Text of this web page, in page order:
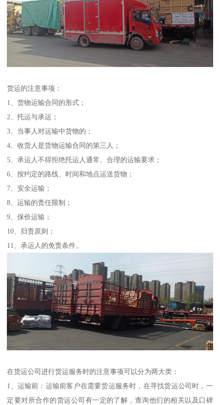
货运的注意事项：
1、货物运输合同的形式；
2、托运与承运；
3、当事人对运输中货物的；
4、收货人是货物运输合同的第三人；
5、承运人不得拒绝托运人通常、合理的运输要求；
6、按约定的路线、时间和地点运送货物；
7、安全运输；
8、运输的责任限制；
9、保价运输；
10、归责原则；
11、承运人的免责条件。
在货运公司进行货运服务时的注意事项可以分为两大类：
1、运输前：运输前客户在需要货运服务时，在寻找货运公司时，一
定要对所合作的货运公司有一定的了解，查询他们的相关以及口碑